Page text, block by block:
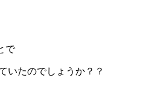
で
いたのでしょうか？？